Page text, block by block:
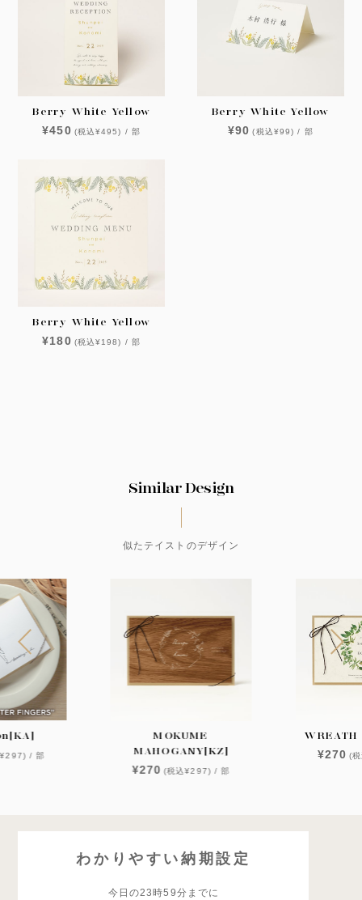
Berry White Yellow
¥450 (税込¥495) / 部
Berry White Yellow
¥90 (税込¥99) / 部
Berry White Yellow
¥180 (税込¥198) / 部
Similar Design
似たテイストのデザイン
/ 部
MOKUME
MAHOGANY[KZ]
¥270 (税込¥297) / 部
WREATH
¥270 (
わかりやすい納期設定
今日の23時59分までに